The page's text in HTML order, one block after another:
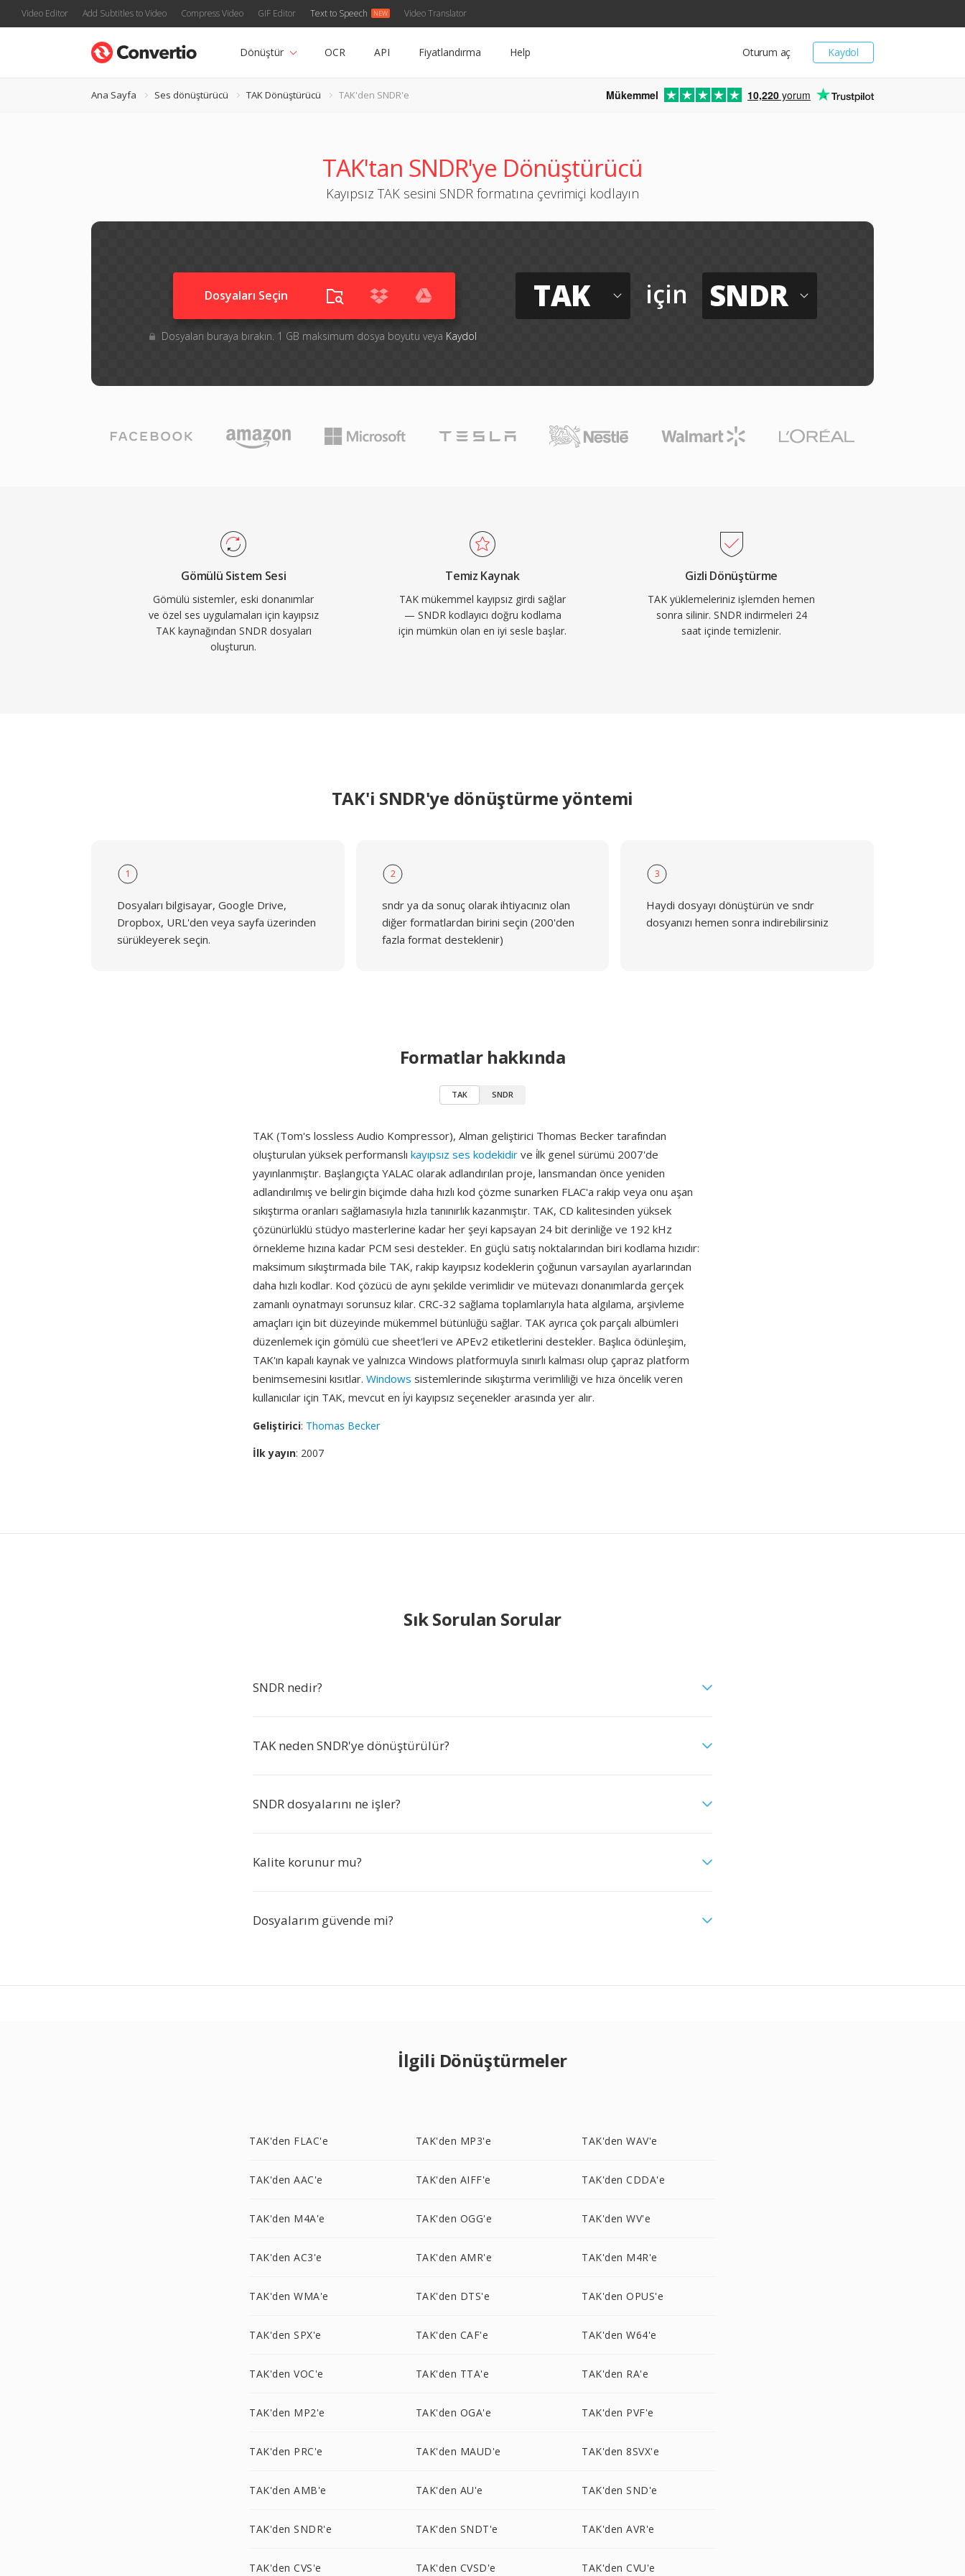
Video Editor Add Subtitles to Video Compress Video GIF Editor Text to Speech Video Translator
Kaydol
Oturum aç
Dönüştür OCR API Fiyatlandırma Help
Ana Sayfa Ses dönüştürücü TAK Dönüştürücü TAK'den SNDR'e Mükemmel 10,220 yorum
TAK'tan SNDR'ye Dönüştürücü
Kayıpsız TAK sesini SNDR formatına çevrimiçi kodlayın
Dosyaları Seçin
Dosyaları buraya bırakın. 1 GB maksimum dosya boyutu veya Kaydol
TAK için SNDR
Gömülü Sistem Sesi
Gömülü sistemler, eski donanımlar
ve özel ses uygulamaları için kayıpsız
TAK kaynağından SNDR dosyaları
oluşturun.
Temiz Kaynak
TAK mükemmel kayıpsız girdi sağlar
— SNDR kodlayıcı doğru kodlama
için mümkün olan en iyi sesle başlar.
Gizli Dönüştürme
TAK yüklemeleriniz işlemden hemen
sonra silinir. SNDR indirmeleri 24
saat içinde temizlenir.
TAK'i SNDR'ye dönüştürme yöntemi
1
Dosyaları bilgisayar, Google Drive,
Dropbox, URL'den veya sayfa üzerinden
sürükleyerek seçin.
2
sndr ya da sonuç olarak ihtiyacınız olan
diğer formatlardan birini seçin (200'den
fazla format desteklenir)
3
Haydi dosyayı dönüştürün ve sndr
dosyanızı hemen sonra indirebilirsiniz
Formatlar hakkında
TAK SNDR
TAK (Tom's lossless Audio Kompressor), Alman geliştirici Thomas Becker tarafından
oluşturulan yüksek performanslı kayıpsız ses kodekidir ve i̇lk genel sürümü 2007'de
yayınlanmıştır. Başlangıçta YALAC olarak adlandırılan proje, lansmandan önce yeniden
adlandırılmış ve belirgin biçimde daha hızlı kod çözme sunarken FLAC'a rakip veya onu aşan
sıkıştırma oranları sağlamasıyla hızla tanınırlık kazanmıştır. TAK, CD kalitesinden yüksek
çözünürlüklü stüdyo masterlerine kadar her şeyi kapsayan 24 bit derinliğe ve 192 kHz
örnekleme hızına kadar PCM sesi destekler. En güçlü satış noktalarından biri kodlama hızıdır:
maksimum sıkıştırmada bile TAK, rakip kayıpsız kodeklerin çoğunun varsayılan ayarlarından
daha hızlı kodlar. Kod çözücü de aynı şekilde verimlidir ve mütevazı donanımlarda gerçek
zamanlı oynatmayı sorunsuz kılar. CRC-32 sağlama toplamlarıyla hata algılama, arşivleme
amaçları için bit düzeyinde mükemmel bütünlüğü sağlar. TAK ayrıca çok parçalı albümleri
düzenlemek için gömülü cue sheet'leri ve APEv2 etiketlerini destekler. Başlıca ödünleşim,
TAK'ın kapalı kaynak ve yalnızca Windows platformuyla sınırlı kalması olup çapraz platform
benimsemesini kısıtlar. Windows sistemlerinde sıkıştırma verimliliği ve hıza öncelik veren
kullanıcılar için TAK, mevcut en i̇yi kayıpsız seçenekler arasında yer alır.
Geliştirici: Thomas Becker
İlk yayın: 2007
Sık Sorulan Sorular
SNDR nedir?
TAK neden SNDR'ye dönüştürülür?
SNDR dosyalarını ne işler?
Kalite korunur mu?
Dosyalarım güvende mi?
İlgili Dönüştürmeler
TAK'den FLAC'e TAK'den MP3'e TAK'den WAV'e
TAK'den AAC'e TAK'den AIFF'e TAK'den CDDA'e
TAK'den M4A'e TAK'den OGG'e TAK'den WV'e
TAK'den AC3'e TAK'den AMR'e TAK'den M4R'e
TAK'den WMA'e TAK'den DTS'e TAK'den OPUS'e
TAK'den SPX'e TAK'den CAF'e TAK'den W64'e
TAK'den VOC'e TAK'den TTA'e TAK'den RA'e
TAK'den MP2'e TAK'den OGA'e TAK'den PVF'e
TAK'den PRC'e TAK'den MAUD'e TAK'den 8SVX'e
TAK'den AMB'e TAK'den AU'e TAK'den SND'e
TAK'den SNDR'e TAK'den SNDT'e TAK'den AVR'e
TAK'den CVS'e TAK'den CVSD'e TAK'den CVU'e